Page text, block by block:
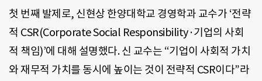
첫 번째 발제로, 신현상 한양대학교 경영학과 교수가 ‘전략
적 CSR(Corporate Social Responsibility·기업의 사회
적 책임)’에 대해 설명했다. 신 교수는 “기업이 사회적 가치
와 재무적 가치를 동시에 높이는 것이 전략적 CSR이다”라